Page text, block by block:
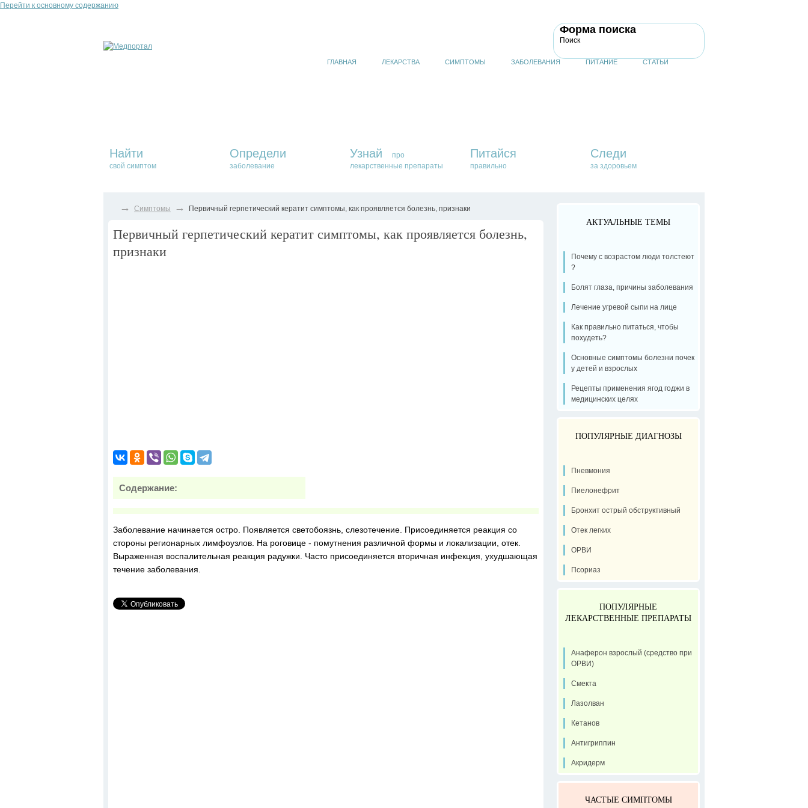
Перейти к основному содержанию
Форма поиска
Поиск
ГЛАВНАЯ ЛЕКАРСТВА СИМПТОМЫ ЗАБОЛЕВАНИЯ ПИТАНИЕ СТАТЬИ
Найти
свой симптом
Определи
заболевание
Узнай
про
лекарственные препараты
Питайся
правильно
Следи
за здоровьем
→ Симптомы → Первичный герпетический кератит симптомы, как проявляется болезнь, признаки
Первичный герпетический кератит симптомы, как проявляется болезнь,
признаки
Содержание:
Заболевание начинается остро. Появляется светобоязнь, слезотечение. Присоединяется реакция со
стороны регионарных лимфоузлов. На роговице - помутнения различной формы и локализации, отек.
Выраженная воспалительная реакция радужки. Часто присоединяется вторичная инфекция, ухудшающая
течение заболевания.
АКТУАЛЬНЫЕ ТЕМЫ
Почему с возрастом люди толстеют
?
Болят глаза, причины заболевания
Лечение угревой сыпи на лице
Как правильно питаться, чтобы
похудеть?
Основные симптомы болезни почек
у детей и взрослых
Рецепты применения ягод годжи в
медицинских целях
ПОПУЛЯРНЫЕ ДИАГНОЗЫ
Пневмония
Пиелонефрит
Бронхит острый обструктивный
Отек легких
ОРВИ
Псориаз
ПОПУЛЯРНЫЕ
ЛЕКАРСТВЕННЫЕ ПРЕПАРАТЫ
Анаферон взрослый (средство при
ОРВИ)
Смекта
Лазолван
Кетанов
Антигриппин
Акридерм
ЧАСТЫЕ СИМПТОМЫ